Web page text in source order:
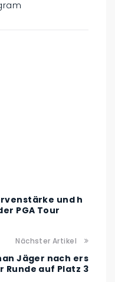
und h
PGA Tour
Nächster Artikel
Jäger nach ers
Runde auf Platz 3